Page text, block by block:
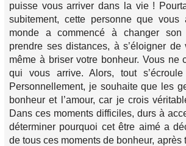
puisse vous arriver dans la vie !
subitement, cette personne que
monde a commencé à changer son
prendre ses distances, à s’éloigner de
même à briser votre bonheur. Vous ne
qui vous arrive. Alors, tout
Personnellement, je souhaite que les
bonheur et l’amour, car je crois
Dans ces moments difficiles, durs à
déterminer pourquoi cet être aimé a
de tous ces moments de bonheur, après